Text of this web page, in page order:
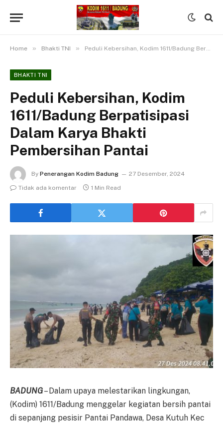
Home » Bhakti TNI » Peduli Kebersihan, Kodim 1611/Badung Berpatisipasi Dalam Karya Bhakti Pembersihan Pantai
BHAKTI TNI
Peduli Kebersihan, Kodim
1611/Badung Berpatisipasi
Dalam Karya Bhakti
Pembersihan Pantai
By Penerangan Kodim Badung
27 Desember, 2024
Tidak ada komentar
1 Min Read
BADUNG– Dalam upaya melestarikan lingkungan,
(Kodim) 1611/Badung menggelar kegiatan bersih pantai
di sepanjang pesisir Pantai Pandawa, Desa Kutuh Kec